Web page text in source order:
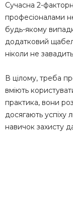
Сучасна 2-
професіоналами
будь-якому
додатковий
ніколи не
В цілому, треба
вміють
практика, вони
досягають успіху
навичок захисту